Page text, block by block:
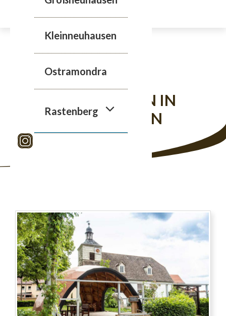
Kleinneuhausen
Ostramondra
Rastenberg
WILLKOMMEN IN
ROLDISLEBEN